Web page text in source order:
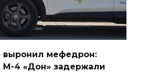
жара до +40 °C
Ростов-на-Дону 8
2026 09:23
выронил мефедрон:
М-4 «Дон» задержали